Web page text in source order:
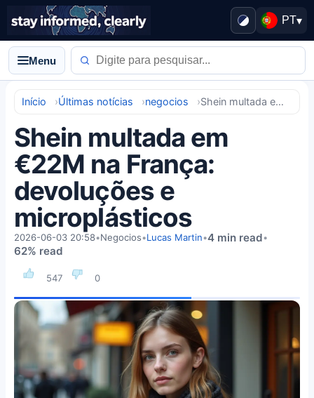
PT▾
Menu
Início Últimas notícias negocios Shein multada em €22M na França: devoluções e microplásticos
Shein multada em
€22M na França:
devoluções e
microplásticos
547 0
2026-06-03 20:58•Negocios•Lucas Martin•4 min read•
62% read